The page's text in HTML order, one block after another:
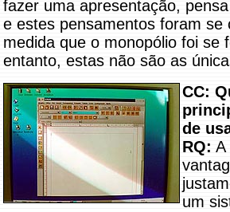
fazer uma apresentação,
e estes pensamentos foram se
medida que o monopólio foi se
entanto, estas não são as
CC:
de
RQ: A
um